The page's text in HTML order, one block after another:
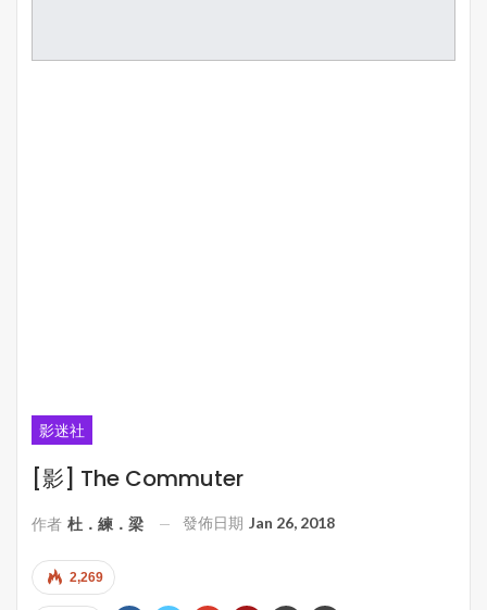
影迷社
[影] The Commuter
作者 杜．練．梁 發佈日期 Jan 26, 2018
2,269